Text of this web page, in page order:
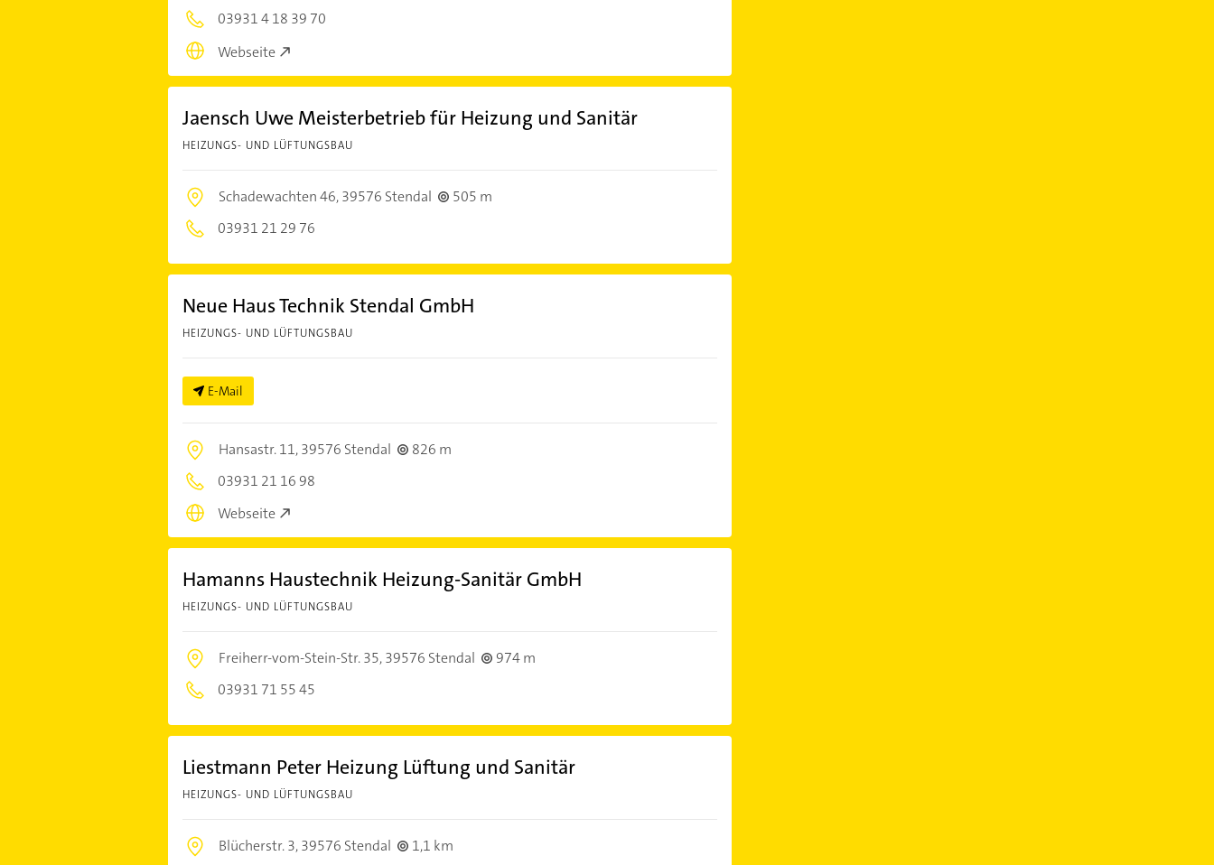
03931 4 18 39 70
Webseite
Jaensch Uwe Meisterbetrieb für Heizung und Sanitär
HEIZUNGS- UND LÜFTUNGSBAU
Schadewachten 46,39576 Stendal
505 m
03931 21 29 76
Neue Haus Technik Stendal GmbH
HEIZUNGS- UND LÜFTUNGSBAU
E-Mail
Hansastr. 11,39576 Stendal
826 m
03931 21 16 98
Webseite
Hamanns Haustechnik Heizung-Sanitär GmbH
HEIZUNGS- UND LÜFTUNGSBAU
Freiherr-vom-Stein-Str. 35,39576 Stendal
974 m
03931 71 55 45
Liestmann Peter Heizung Lüftung und Sanitär
HEIZUNGS- UND LÜFTUNGSBAU
Blücherstr. 3,39576 Stendal
1,1 km